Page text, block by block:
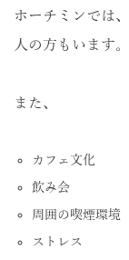
ホーチミンでは
人の方もいます。
また、
カフェ文化
飲み会
周囲の喫煙環境
ストレス